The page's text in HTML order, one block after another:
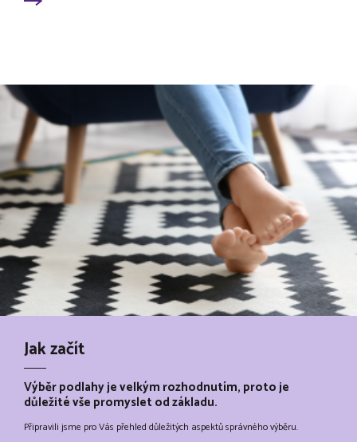
Jak začít
Výběr podlahy je velkým rozhodnutím, proto je
důležité vše promyslet od základu.
Připravili jsme pro Vás přehled důležitých aspektů správného výběru.